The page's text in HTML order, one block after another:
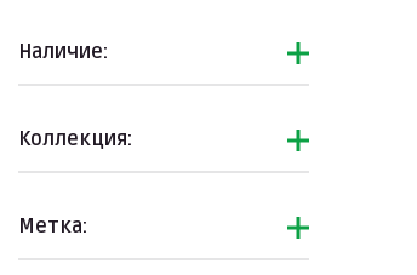
Наличие:
Коллекция:
Метка: